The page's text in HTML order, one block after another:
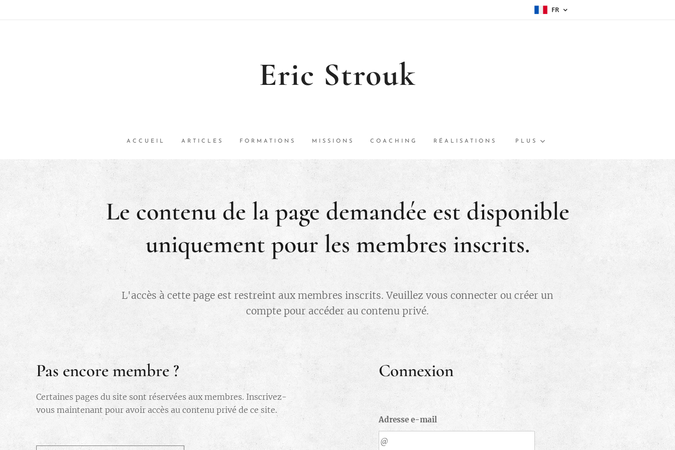
FR
Eric Strouk
ACCUEIL ARTICLES FORMATIONS MISSIONS COACHING RÉALISATIONS PLUS
Le contenu de la page demandée est disponible
uniquement pour les membres inscrits.
L'accès à cette page est restreint aux membres inscrits. Veuillez vous connecter ou créer un
compte pour accéder au contenu privé.
Pas encore membre ?
Certaines pages du site sont réservées aux membres. Inscrivez-
vous maintenant pour avoir accès au contenu privé de ce site.
Connexion
Adresse e-mail